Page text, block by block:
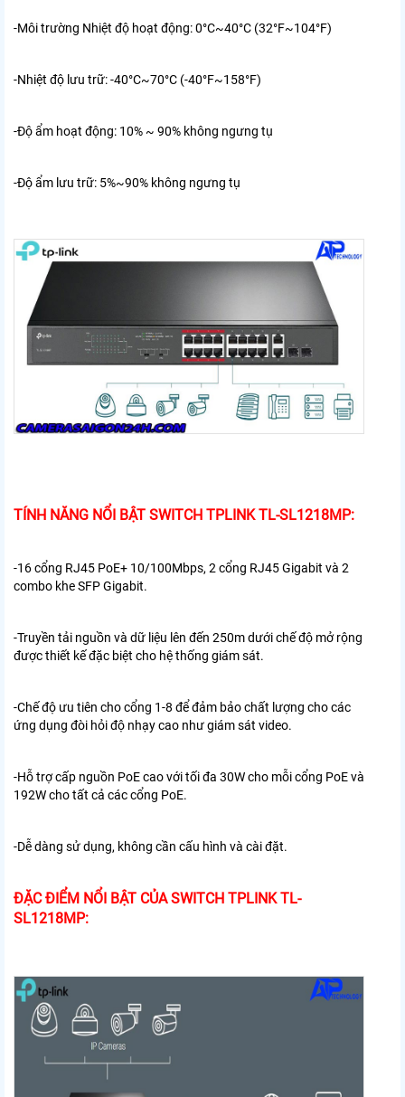
-Môi trường Nhiệt độ hoạt động: 0°C~40°C (32°F~104°F)
-Nhiệt độ lưu trữ: -40°C~70°C (-40°F~158°F)
-Độ ẩm hoạt động: 10% ~ 90% không ngưng tụ
-Độ ẩm lưu trữ: 5%~90% không ngưng tụ
TÍNH NĂNG NỔI BẬT SWITCH TPLINK TL-SL1218MP:
-16 cổng RJ45 PoE+ 10/100Mbps, 2 cổng RJ45 Gigabit và 2
combo khe SFP Gigabit.
-Truyền tải nguồn và dữ liệu lên đến 250m dưới chế độ mở rộng
được thiết kế đặc biệt cho hệ thống giám sát.
-Chế độ ưu tiên cho cổng 1-8 để đảm bảo chất lượng cho các
ứng dụng đòi hỏi độ nhạy cao như giám sát video.
-Hỗ trợ cấp nguồn PoE cao với tối đa 30W cho mỗi cổng PoE và
192W cho tất cả các cổng PoE.
-Dễ dàng sử dụng, không cần cấu hình và cài đặt.
ĐẶC ĐIỂM NỔI BẬT CỦA SWITCH TPLINK TL-
SL1218MP: